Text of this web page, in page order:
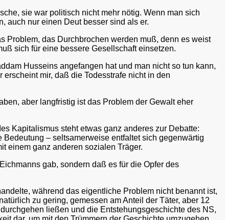
sie war politisch nicht mehr nötig. Wenn man sich
auch nur einen Deut besser sind als er.
Problem, das Durchbrochen werden muß, denn es weist
sich für eine bessere Gesellschaft einsetzen.
Husseins angefangen hat und man nicht so tun kann,
mir, daß die Todesstrafe nicht in den
aber langfristig ist das Problem der Gewalt eher
Kapitalismus steht etwas ganz anderes zur Debatte:
– seltsamerweise entfaltet sich gegenwärtig
einem ganz anderen sozialen Träger.
gab, sondern daß es für die Opfer des
während das eigentliche Problem nicht benannt ist,
zu gering, gemessen am Anteil der Täter, aber 12
ließen und die Entstehungsgeschichte des NS,